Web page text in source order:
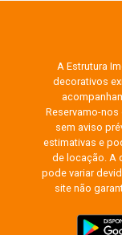
A Estrutura
decorativos
Reservamo-
sem aviso
estimativas e
de locação. A
pode variar
site não